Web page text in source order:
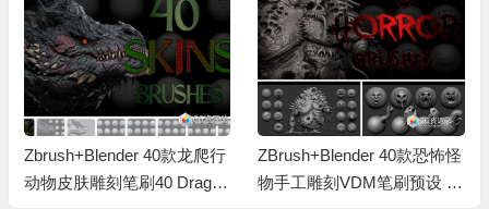
Zbrush+Blender 40款龙爬行
动物皮肤雕刻笔刷40 Dragon
ZBrush+Blender 40款恐怖怪
物手工雕刻VDM笔刷预设 40